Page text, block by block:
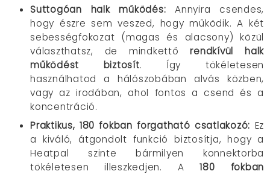
Suttogóan halk működés: Annyira csendes,
hogy észre sem veszed, hogy működik. A két
sebességfokozat (magas és alacsony) közül
választhatsz, de mindkettőrendkívül halk
működést biztosít. Így tökéletesen
használhatod a hálószobában alvás közben,
vagy az irodában, ahol fontos a csend és a
koncentráció.
Praktikus, 180 fokban forgatható csatlakozó: Ez
a kiváló, átgondolt funkció biztosítja, hogy a
Heatpal szinte bármilyen konnektorba
tökéletesen illeszkedjen. A180 fokban